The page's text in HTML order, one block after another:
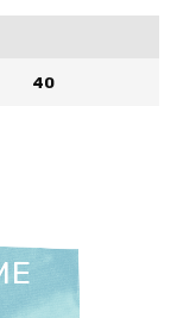
40